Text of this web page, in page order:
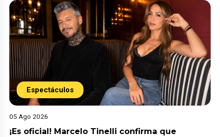
Espectáculos
05 Ago 2026
¡Es oficial! Marcelo Tinelli confirma que